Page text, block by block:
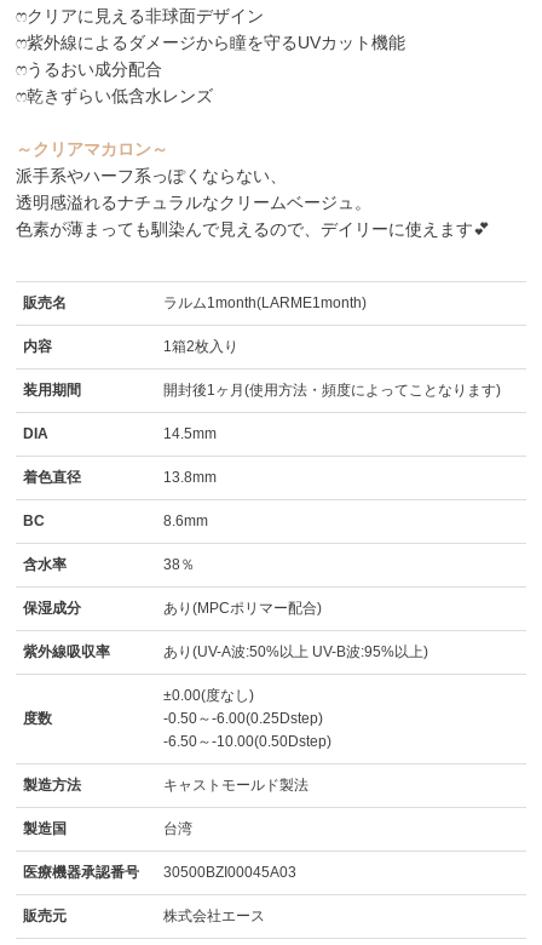
ෆクリアに見える非球面デザイン
ෆ紫外線によるダメージから瞳を守るUVカット機能
ෆうるおい成分配合
ෆ乾きずらい低含水レンズ
～クリアマカロン～
派手系やハーフ系っぽくならない、
透明感溢れるナチュラルなクリームベージュ。
色素が薄まっても馴染んで見えるので、デイリーに使えます💕
販売名 ラルム1month(LARME1month)
内容 1箱2枚入り
装用期間 開封後1ヶ月(使用方法・頻度によってことなります)
DIA 14.5mm
着色直径 13.8mm
BC 8.6mm
含水率 38％
保湿成分 あり(MPCポリマー配合)
紫外線吸収率 あり(UV-A波:50%以上 UV-B波:95%以上)
度数
±0.00(度なし)
-0.50～-6.00(0.25Dstep)
-6.50～-10.00(0.50Dstep)
製造方法 キャストモールド製法
製造国 台湾
医療機器承認番号 30500BZI00045A03
販売元 株式会社エース